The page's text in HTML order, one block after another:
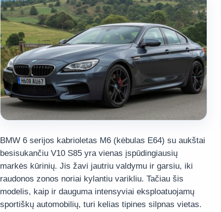
BMW 6 serijos kabrioletas M6 (kėbulas E64) su aukštai
besisukančiu V10 S85 yra vienas įspūdingiausių
markės kūrinių. Jis žavi jautriu valdymu ir garsiu, iki
raudonos zonos noriai kylantiu varikliu. Tačiau šis
modelis, kaip ir dauguma intensyviai eksploatuojamų
sportiškų automobilių, turi kelias tipines silpnas vietas.